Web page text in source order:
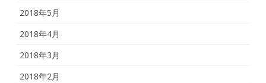
2018年5月
2018年4月
2018年3月
2018年2月